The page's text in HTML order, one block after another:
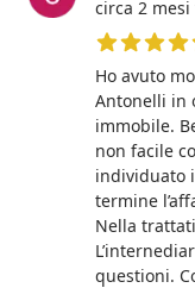
circa 2 mesi
Ho avuto
Antonelli in
immobile.
non facile
individuato
termine
Nella
questioni.